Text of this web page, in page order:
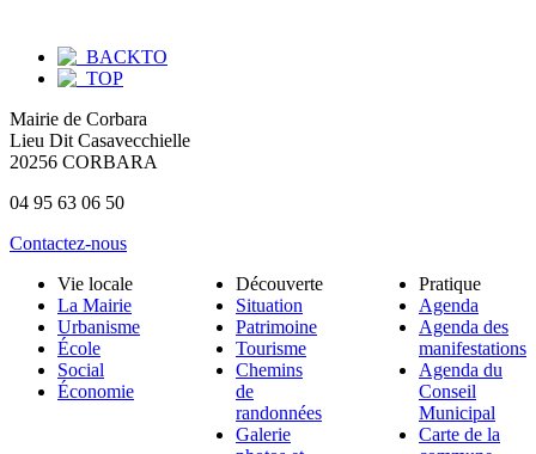
Mairie de Corbara
Lieu Dit Casavecchielle
20256 CORBARA
04 95 63 06 50
Contactez-nous
Vie locale
La Mairie
Urbanisme
École
Social
Économie
Découverte
Situation
Patrimoine
Tourisme
Chemins
de
randonnées
Galerie
Pratique
Agenda
Agenda des
manifestations
Agenda du
Conseil
Municipal
Carte de la